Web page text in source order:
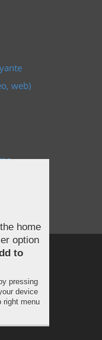
web)
web)
home
option
to
pressing
device
right menu